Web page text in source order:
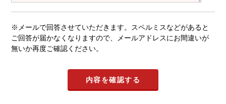
※メールで回答させていただきます。スペルミスなどがあると
ご回答が届かなくなりますので、メールアドレスにお間違いが
無いか再度ご確認ください。